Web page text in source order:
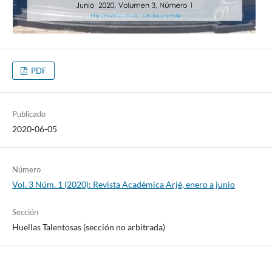
PDF
Publicado
2020-06-05
Número
Vol. 3 Núm. 1 (2020): Revista Académica Arjé, enero a junio
Sección
Huellas Talentosas (sección no arbitrada)